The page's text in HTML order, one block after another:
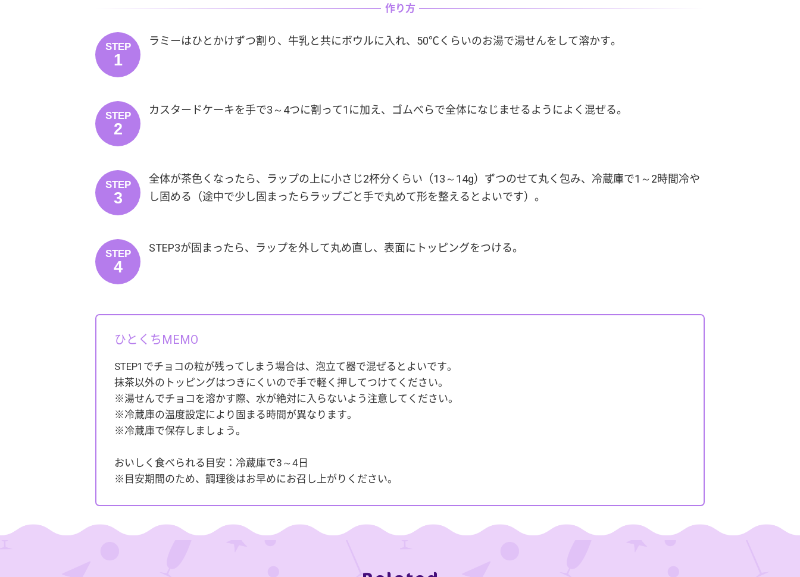
作り方
STEP
1
ラミーはひとかけずつ割り、牛乳と共にボウルに入れ、50℃くらいのお湯で湯せんをして溶かす。
STEP
2
カスタードケーキを手で3～4つに割って1に加え、ゴムべらで全体になじませるようによく混ぜる。
STEP
3
全体が茶色くなったら、ラップの上に小さじ2杯分くらい（13～14g）ずつのせて丸く包み、冷蔵庫で1～2時間冷や
し固める（途中で少し固まったらラップごと手で丸めて形を整えるとよいです）。
STEP
4
STEP3が固まったら、ラップを外して丸め直し、表面にトッピングをつける。
ひとくちMEMO
STEP1でチョコの粒が残ってしまう場合は、泡立て器で混ぜるとよいです。
抹茶以外のトッピングはつきにくいので手で軽く押してつけてください。
※湯せんでチョコを溶かす際、水が絶対に入らないよう注意してください。
※冷蔵庫の温度設定により固まる時間が異なります。
※冷蔵庫で保存しましょう。
おいしく食べられる目安：冷蔵庫で3～4日
※目安期間のため、調理後はお早めにお召し上がりください。